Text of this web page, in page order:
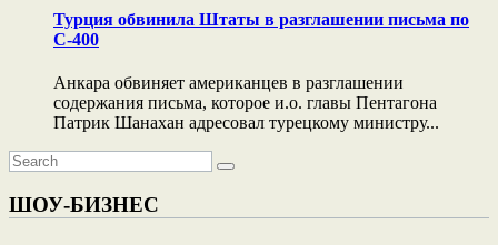
Турция обвинила Штаты в разглашении письма по
С-400
Анкара обвиняет американцев в разглашении
содержания письма, которое и.о. главы Пентагона
Патрик Шанахан адресовал турецкому министру...
ШОУ-БИЗНЕС